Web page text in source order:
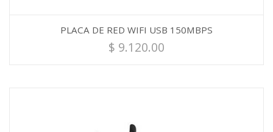
PLACA DE RED WIFI USB 150MBPS
$ 9.120.00